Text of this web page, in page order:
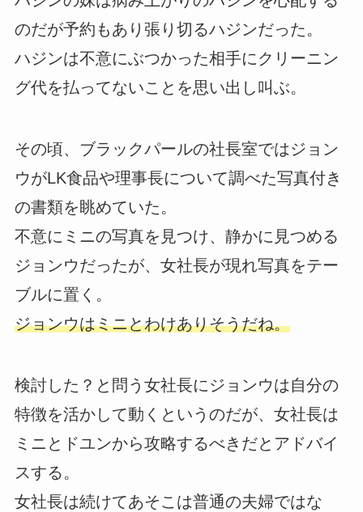
のだが予約もあり張り切るハジンだった。
ハジンは不意にぶつかった相手にクリーニン
グ代を払ってないことを思い出し叫ぶ。
その頃、ブラックパールの社長室ではジョン
ウがLK食品や理事長について調べた写真付き
の書類を眺めていた。
不意にミニの写真を見つけ、静かに見つめる
ジョンウだったが、女社長が現れ写真をテー
ブルに置く。
ジョンウはミニとわけありそうだね。
検討した？と問う女社長にジョンウは自分の
特徴を活かして動くというのだが、女社長は
ミニとドユンから攻略するべきだとアドバイ
スする。
女社長は続けてあそこは普通の夫婦ではな